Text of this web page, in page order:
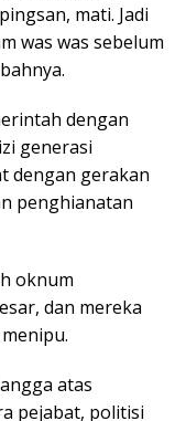
mati. Jadi
was was sebelum
dengan
generasi
dengan gerakan
penghianatan
oknum
dan mereka
atas
pejabat, politisi